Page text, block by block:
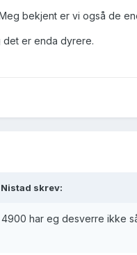
bekjent er vi også de
det er enda dyrere.
skrev:
har eg desverre ikke